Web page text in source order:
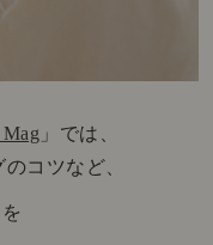
」では、
コツなど、
を